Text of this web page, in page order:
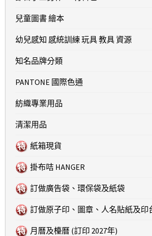
兒童圖書 繪本
幼兒感知 感統訓練 玩具 教具 資源
知名品牌分類
PANTONE 國際色通
紡織專業用品
清潔用品
紙箱現貨
掛布咭 HANGER
訂做廣告袋、環保袋及紙袋
訂做原子印、圖章、人名貼紙及印
月曆及檯曆 (訂印 2027年)